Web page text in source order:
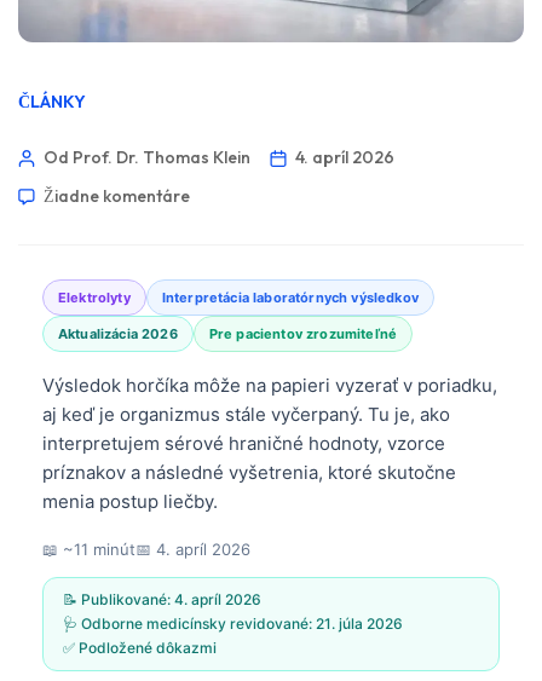
ČLÁNKY
Od Prof. Dr. Thomas Klein
4. apríl 2026
Žiadne komentáre
Elektrolyty Interpretácia laboratórnych výsledkov
Aktualizácia 2026 Pre pacientov zrozumiteľné
Výsledok horčíka môže na papieri vyzerať v poriadku,
aj keď je organizmus stále vyčerpaný. Tu je, ako
interpretujem sérové hraničné hodnoty, vzorce
príznakov a následné vyšetrenia, ktoré skutočne
menia postup liečby.
📖 ~11 minút📅 4. apríl 2026
📝 Publikované: 4. apríl 2026
🩺 Odborne medicínsky revidované: 21. júla 2026
✅ Podložené dôkazmi